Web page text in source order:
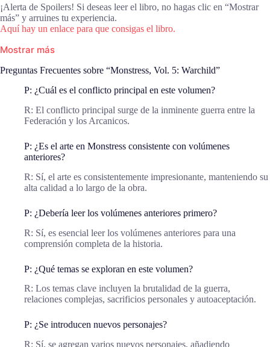
¡Alerta de Spoilers! Si deseas leer el libro, no hagas clic en “Mostrar
más” y arruines tu experiencia.
Aquí hay un enlace para que consigas el libro.
Mostrar más
Preguntas Frecuentes sobre “Monstress, Vol. 5: Warchild”
P: ¿Cuál es el conflicto principal en este volumen?
R: El conflicto principal surge de la inminente guerra entre la
Federación y los Arcanicos.
P: ¿Es el arte en Monstress consistente con volúmenes
anteriores?
R: Sí, el arte es consistentemente impresionante, manteniendo su
alta calidad a lo largo de la obra.
P: ¿Debería leer los volúmenes anteriores primero?
R: Sí, es esencial leer los volúmenes anteriores para una
comprensión completa de la historia.
P: ¿Qué temas se exploran en este volumen?
R: Los temas clave incluyen la brutalidad de la guerra,
relaciones complejas, sacrificios personales y autoaceptación.
P: ¿Se introducen nuevos personajes?
R: Sí, se agregan varios nuevos personajes, añadiendo